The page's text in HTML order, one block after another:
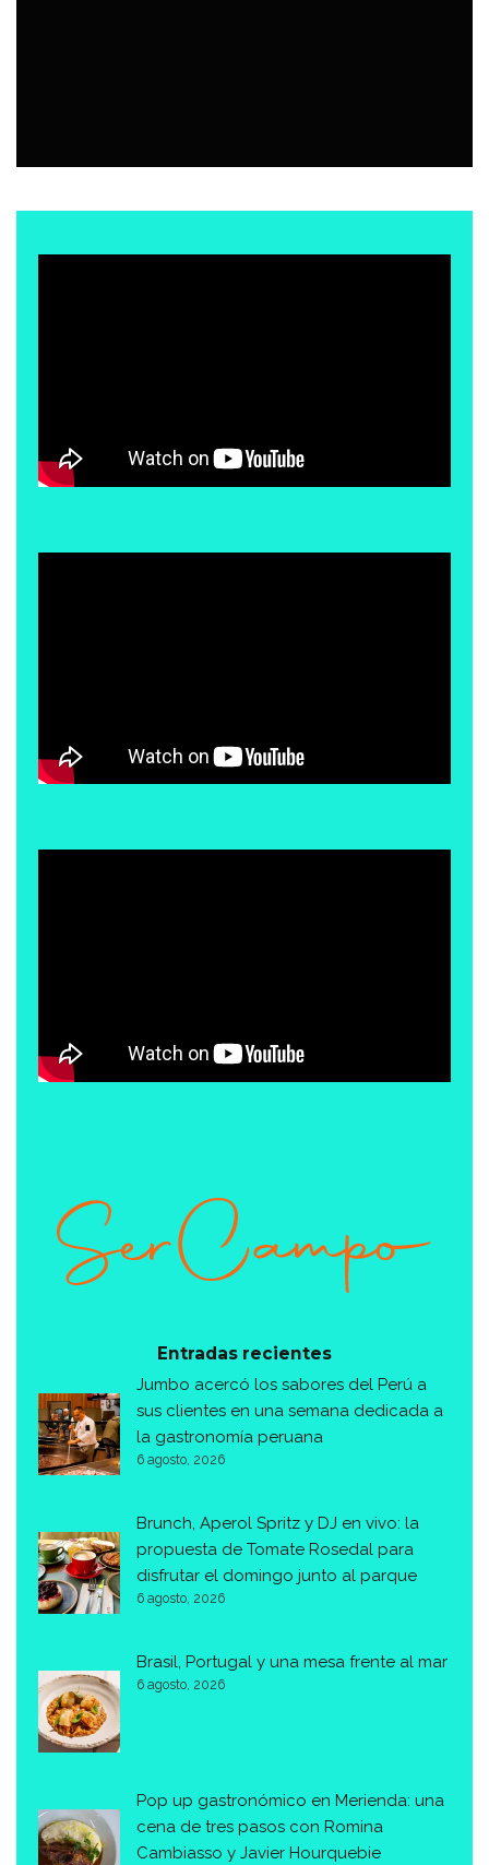
Entradas recientes
Jumbo acercó los sabores del Perú a
sus clientes en una semana dedicada a
la gastronomía peruana
6 agosto, 2026
Brunch, Aperol Spritz y DJ en vivo: la
propuesta de Tomate Rosedal para
disfrutar el domingo junto al parque
6 agosto, 2026
Brasil, Portugal y una mesa frente al mar
6 agosto, 2026
Pop up gastronómico en Merienda: una
cena de tres pasos con Romina
Cambiasso y Javier Hourquebie